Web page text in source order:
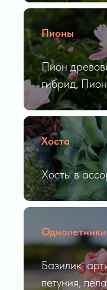
Пионы
Пион
гибрид,
Хоста
Хосты в
Однолетники
Базилик,
петуния,